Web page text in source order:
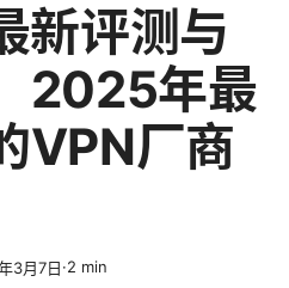
新评测与
2025年最
VPN厂商
3月7日·2 min